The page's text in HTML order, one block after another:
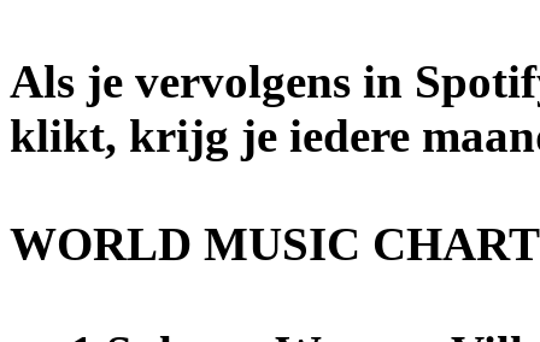
Als je vervolgens in
klikt, krijg je iedere
WORLD MUSIC